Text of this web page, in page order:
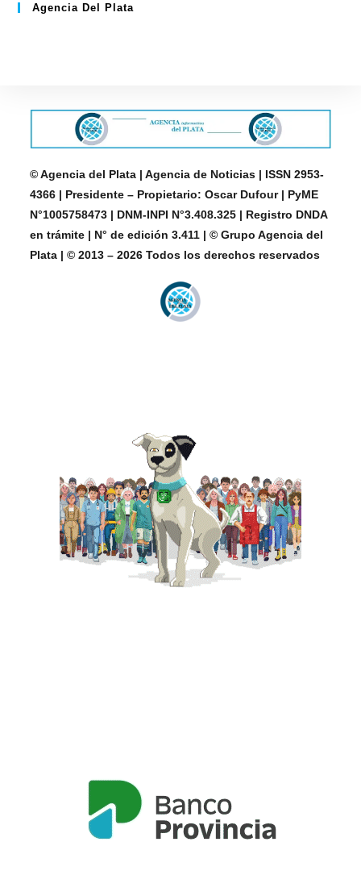
Agencia Del Plata
© Agencia del Plata | Agencia de Noticias | ISSN 2953-
4366 | Presidente – Propietario: Oscar Dufour | PyME
N°1005758473 | DNM-INPI N°3.408.325 | Registro DNDA
en trámite | N° de edición 3.411 | © Grupo Agencia del
Plata | © 2013 – 2026 Todos los derechos reservados